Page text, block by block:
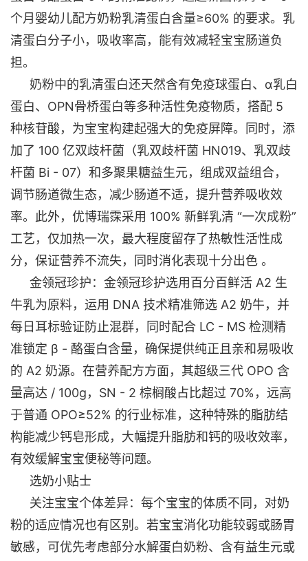
个月婴幼儿配方奶粉乳清蛋白含量≥60% 的要求。乳
清蛋白分子小，吸收率高，能有效减轻宝宝肠道负
担。
奶粉中的乳清蛋白还天然含有免疫球蛋白、 α乳白
蛋白、OPN骨桥蛋白等多种活性免疫物质，搭配 5
种核苷酸，为宝宝构建起强大的免疫屏障。同时，添
加了 100 亿双歧杆菌（乳双歧杆菌 HN019、乳双歧
杆菌 Bi - 07）和多聚果糖益生元，组成双益组合，
调节肠道微生态，减少肠道不适，提升营养吸收效
率。此外，优博瑞霂采用 100% 新鲜乳清 “一次成粉”
工艺，仅加热一次，最大程度留存了热敏性活性成
分，保证营养不流失，同时消化表现十分出色 。
金领冠珍护：金领冠珍护选用百分百鲜活 A2 生
牛乳为原料，运用 DNA 技术精准筛选 A2 奶牛，并
每日耳标验证防止混群，同时配合 LC - MS 检测精
准锁定 β - 酪蛋白含量，确保提供纯正且亲和易吸收
的 A2 奶源。在营养配方方面，其超级三代 OPO 含
量高达 / 100g，SN - 2 棕榈酸占比超过 70%，远高
于普通 OPO≥52% 的行业标准，这种特殊的脂肪结
构能减少钙皂形成，大幅提升脂肪和钙的吸收效率，
有效缓解宝宝便秘等问题。
选奶小贴士
关注宝宝个体差异：每个宝宝的体质不同，对奶
粉的适应情况也有区别。若宝宝消化功能较弱或肠胃
敏感，可优先考虑部分水解蛋白奶粉、含有益生元或